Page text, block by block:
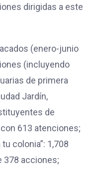
dirigidas a este
(enero-junio
(incluyendo
de primera
Jardín,
de
613 atenciones;
colonia”: 1,708
378 acciones;